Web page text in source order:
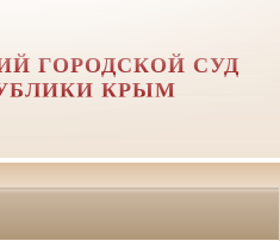
ГОРОДСКОЙ СУД
КРЫМ